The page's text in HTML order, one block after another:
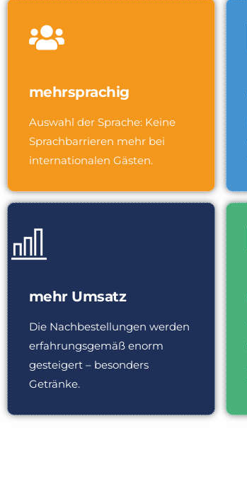
mehrsprachig
Auswahl der Sprache: Keine
Sprachbarrieren mehr bei
internationalen Gästen.
mehr Umsatz
Die Nachbestellungen werden
erfahrungsgemäß enorm
gesteigert – besonders
Getränke.